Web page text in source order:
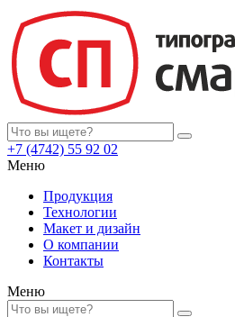
+7 (4742) 55 92 02
Меню
Продукция
Технологии
Макет и дизайн
О компании
Контакты
Меню